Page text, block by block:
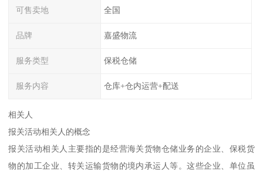
可售卖地 全国
品牌 嘉盛物流
服务类型 保税仓储
服务内容 仓库+仓内运营+配送
相关人
报关活动相关人的概念
报关活动相关人主要指的是经营海关货物仓储业务的企业、保税货
物的加工企业、转关运输货物的境内承运人等。这些企业、单位虽